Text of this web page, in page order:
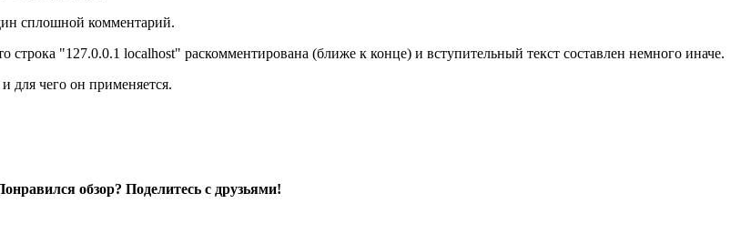
сплошной комментарий.
строка "127.0.0.1 localhost" раскомментирована (ближе к конце) и вступительный текст составлен немного иначе.
для чего он применяется.
обзор? Поделитесь с друзьями!